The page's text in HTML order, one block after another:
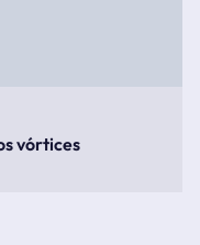
vórtices